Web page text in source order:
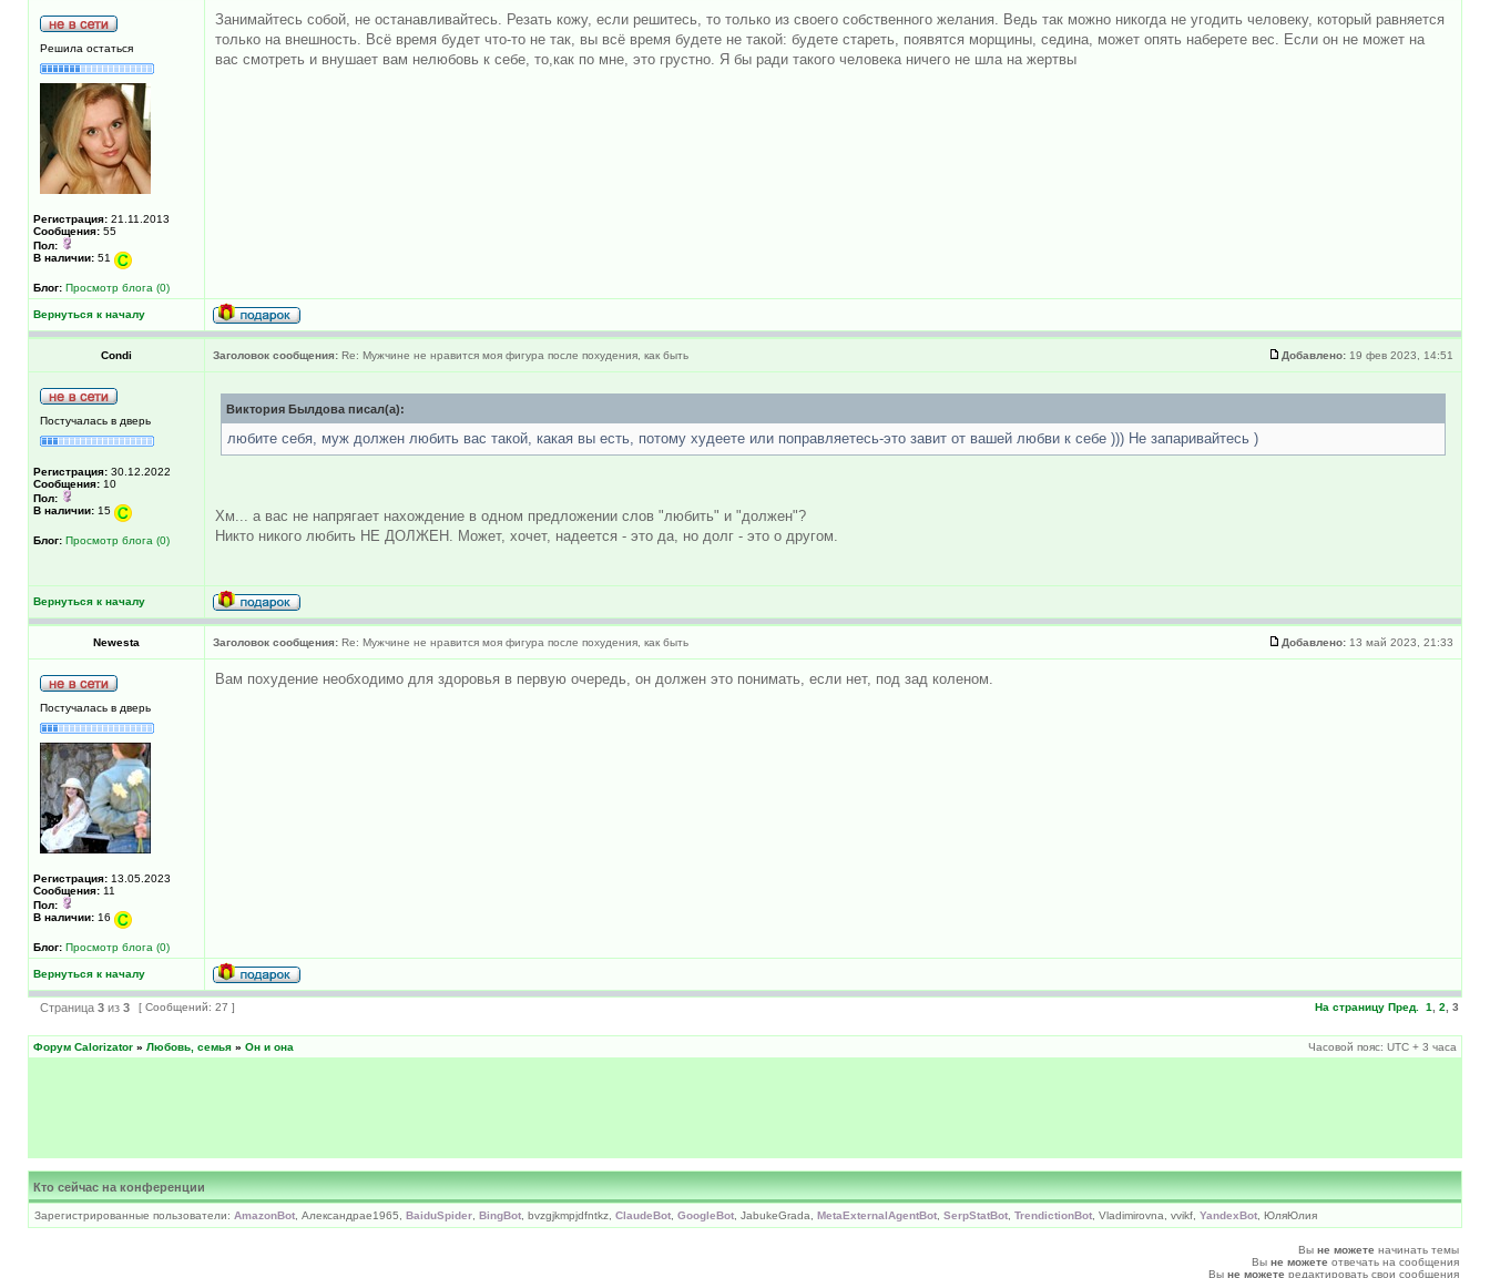
Решила остаться
Регистрация: 21.11.2013
Сообщения: 55
Пол:
В наличии: 51
Блог: Просмотр блога (0)
Занимайтесь собой, не останавливайтесь. Резать кожу, если решитесь, то только из своего собственного желания. Ведь так можно никогда не угодить человеку, который равняется
только на внешность. Всё время будет что-то не так, вы всё время будете не такой: будете стареть, появятся морщины, седина, может опять наберете вес. Если он не может на
вас смотреть и внушает вам нелюбовь к себе, то,как по мне, это грустно. Я бы ради такого человека ничего не шла на жертвы
Вернуться к началу
Condi Заголовок сообщения: Re: Мужчине не нравится моя фигура после похудения, как быть Добавлено: 19 фев 2023, 14:51
Постучалась в дверь
Регистрация: 30.12.2022
Сообщения: 10
Пол:
В наличии: 15
Блог: Просмотр блога (0)
Виктория Былдова писал(а):
любите себя, муж должен любить вас такой, какая вы есть, потому худеете или поправляетесь-это завит от вашей любви к себе ))) Не запаривайтесь )
Хм... а вас не напрягает нахождение в одном предложении слов "любить" и "должен"?
Никто никого любить НЕ ДОЛЖЕН. Может, хочет, надеется - это да, но долг - это о другом.
Вернуться к началу
Newesta Заголовок сообщения: Re: Мужчине не нравится моя фигура после похудения, как быть Добавлено: 13 май 2023, 21:33
Постучалась в дверь
Регистрация: 13.05.2023
Сообщения: 11
Пол:
В наличии: 16
Блог: Просмотр блога (0)
Вам похудение необходимо для здоровья в первую очередь, он должен это понимать, если нет, под зад коленом.
Вернуться к началу
Страница 3 из 3 [ Сообщений: 27 ] На страницу Пред. 1 2 3
Форум Calorizator » Любовь, семья » Он и она Часовой пояс: UTC + 3 часа
Кто сейчас на конференции
Зарегистрированные пользователи: AmazonBot , Александраe1965, BaiduSpider BingBot , bvzgjkmpjdfntkz, ClaudeBot GoogleBot , JabukeGrada, MetaExternalAgentBot SerpStatBot TrendictionBot , Vladimirovna, vvikf, YandexBot , ЮляЮлия
Вы не можете начинать темы
Вы не можете отвечать на сообщения
Вы не можете редактировать свои сообщения